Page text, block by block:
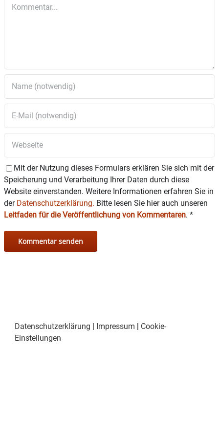
Mit der Nutzung dieses Formulars erklären Sie sich mit der
Speicherung und Verarbeitung Ihrer Daten durch diese
Website einverstanden. Weitere Informationen erfahren Sie in
der Datenschutzerklärung. Bitte lesen Sie hier auch unseren
Leitfaden für die Veröffentlichung von Kommentaren. *
Datenschutzerklärung | Impressum | Cookie-
Einstellungen